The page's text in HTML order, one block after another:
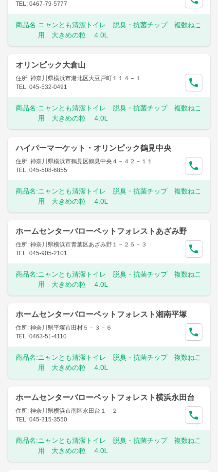
TEL: 0467-79-5777
商品名:ニャンとも清潔トイレ 脱臭・抗菌チップ 複数ねこ
用 大きめの粒 4.0L
オリンピック大倉山
住所: 神奈川県横浜市港北区大豆戸町１１４－１
TEL: 045-532-0491
商品名:ニャンとも清潔トイレ 脱臭・抗菌チップ 複数ねこ
用 大きめの粒 4.0L
ハイパーマーケット・オリンピック鶴見中央
住所: 神奈川県横浜市鶴見区鶴見中央４－４２－１１
TEL: 045-508-6855
商品名:ニャンとも清潔トイレ 脱臭・抗菌チップ 複数ねこ
用 大きめの粒 4.0L
ホームセンターバローペットフォレストあざみ野
住所: 神奈川県横浜市青葉区あざみ野１－２５－３
TEL: 045-905-2101
商品名:ニャンとも清潔トイレ 脱臭・抗菌チップ 複数ねこ
用 大きめの粒 4.0L
ホームセンターバローペットフォレスト湘南平塚
住所: 神奈川県平塚市田村５－３－６
TEL: 0463-51-4110
商品名:ニャンとも清潔トイレ 脱臭・抗菌チップ 複数ねこ
用 大きめの粒 4.0L
ホームセンターバローペットフォレスト横浜永田台
住所: 神奈川県横浜市南区永田台１－２
TEL: 045-315-3550
商品名:ニャンとも清潔トイレ 脱臭・抗菌チップ 複数ねこ
用 大きめの粒 4.0L